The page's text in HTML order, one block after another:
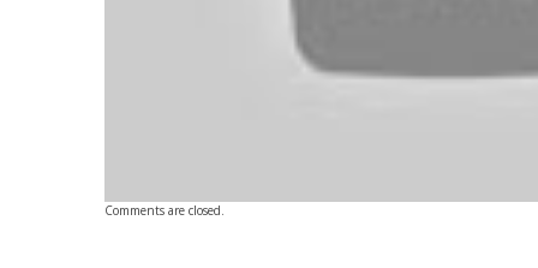
Comments are closed.